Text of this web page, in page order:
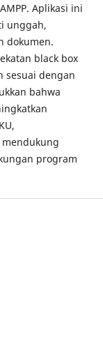
Aplikasi ini
unggah,
dokumen.
black box
sesuai dengan
bahwa
program